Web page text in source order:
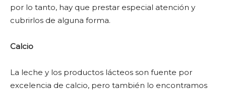
por lo tanto, hay que prestar especial atención y
cubrirlos de alguna forma.
Calcio
La leche y los productos lácteos son fuente por
excelencia de calcio, pero también lo encontramos